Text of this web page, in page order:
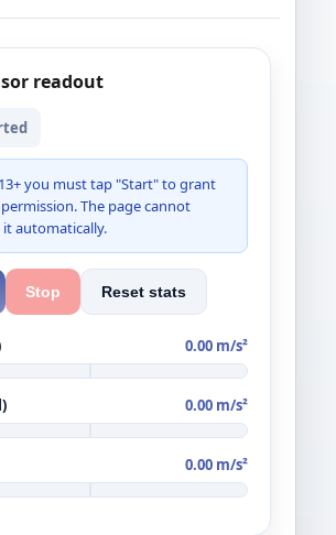
readout
you must tap "Start" to grant
The page cannot
it automatically.
Stop Reset stats
0.00 m/s²
0.00 m/s²
0.00 m/s²